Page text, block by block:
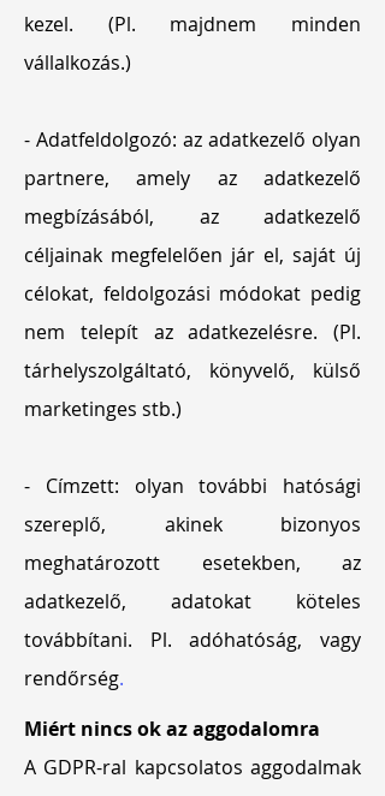
kezel. (Pl. majdnem minden
vállalkozás.)
- Adatfeldolgozó: az adatkezelő olyan
partnere, amely az adatkezelő
megbízásából, az adatkezelő
céljainak megfelelően jár el, saját új
célokat, feldolgozási módokat pedig
nem telepít az adatkezelésre. (Pl.
tárhelyszolgáltató, könyvelő, külső
marketinges stb.)
- Címzett: olyan további hatósági
szereplő, akinek bizonyos
meghatározott esetekben, az
adatkezelő, adatokat köteles
továbbítani. Pl. adóhatóság, vagy
rendőrség.
Miért nincs ok az aggodalomra
A GDPR-ral kapcsolatos aggodalmak